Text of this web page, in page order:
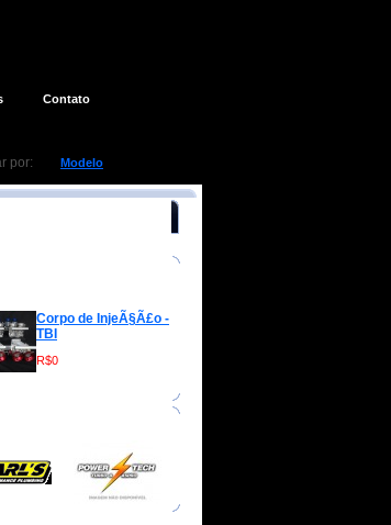
Contato
por: Modelo
Corpo de InjeÃ§Ã£o -
TBI
R$0